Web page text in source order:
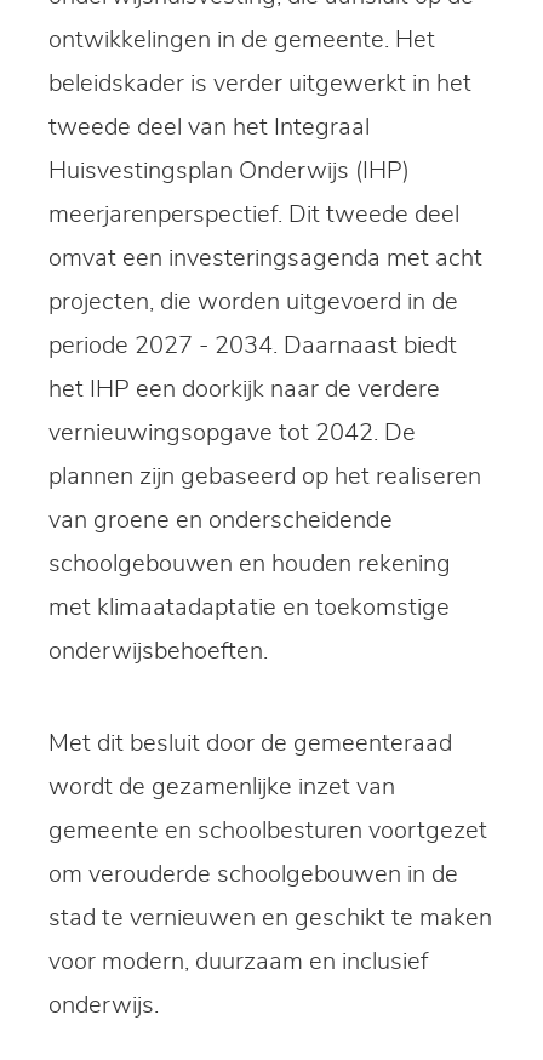
ontwikkelingen in de gemeente. Het
beleidskader is verder uitgewerkt in het
tweede deel van het Integraal
Huisvestingsplan Onderwijs (IHP)
meerjarenperspectief. Dit tweede deel
omvat een investeringsagenda met acht
projecten, die worden uitgevoerd in de
periode 2027 - 2034. Daarnaast biedt
het IHP een doorkijk naar de verdere
vernieuwingsopgave tot 2042. De
plannen zijn gebaseerd op het realiseren
van groene en onderscheidende
schoolgebouwen en houden rekening
met klimaatadaptatie en toekomstige
onderwijsbehoeften.
Met dit besluit door de gemeenteraad
wordt de gezamenlijke inzet van
gemeente en schoolbesturen voortgezet
om verouderde schoolgebouwen in de
stad te vernieuwen en geschikt te maken
voor modern, duurzaam en inclusief
onderwijs.